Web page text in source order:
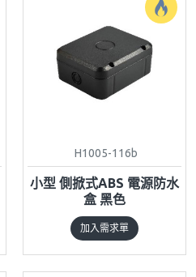
H1005-116b
小型 側掀式ABS 電源防水
盒 黑色
加入需求單